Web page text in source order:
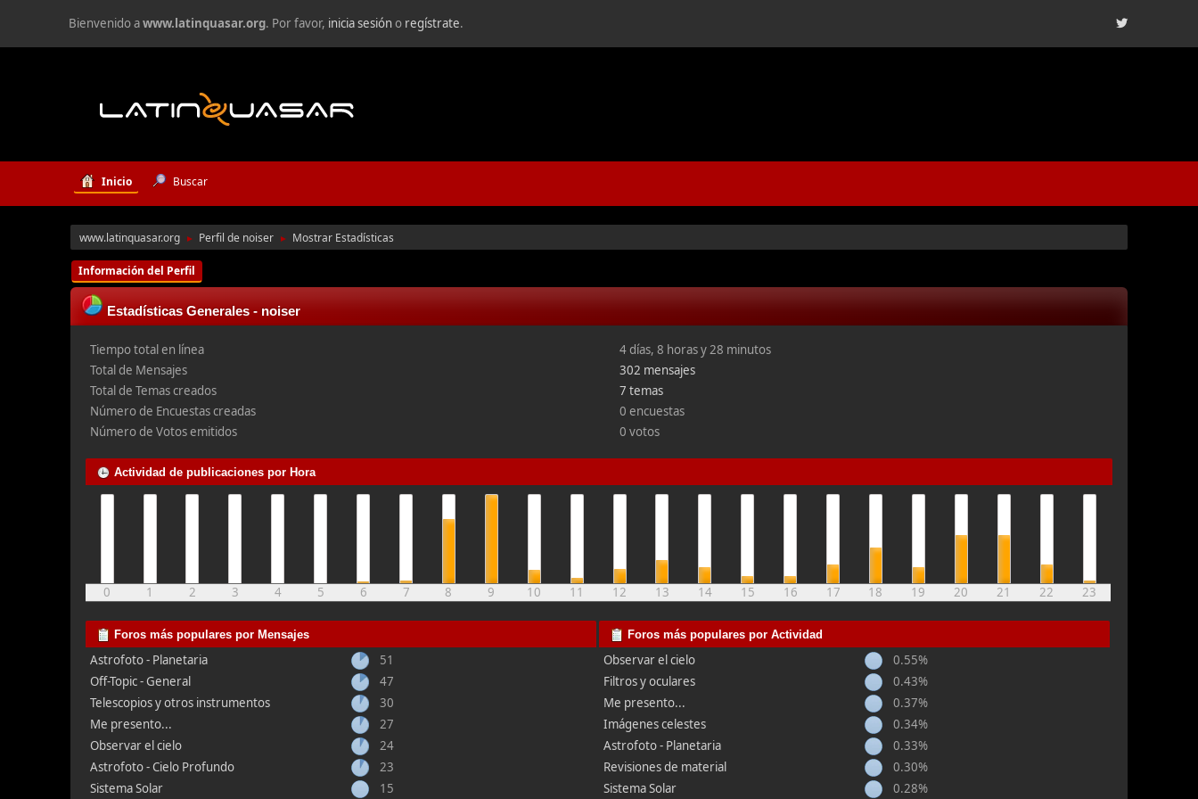
Bienvenido awww.latinquasar.org. Por favor, inicia sesióno regístrate.
Inicio Buscar
www.latinquasar.org ► Perfil de noiser ► Mostrar Estadísticas
Información del Perfil
Estadísticas Generales - noiser
Tiempo total en línea
4 días, 8 horas y 28 minutos
Total de Mensajes
302 mensajes
Total de Temas creados
7 temas
Número de Encuestas creadas
0 encuestas
Número de Votos emitidos
0 votos
Actividad de publicaciones por Hora
0 1 2 3 4 5 6 7 8 9 10 11 12 13 14 15 16 17 18 19 20 21 22 23
Foros más populares por Mensajes
Astrofoto - Planetaria
51
Off-Topic - General
47
Telescopios y otros instrumentos
30
Me presento...
27
Observar el cielo
24
Astrofoto - Cielo Profundo
23
Sistema Solar
15
Foros más populares por Actividad
Observar el cielo
0.55%
Filtros y oculares
0.43%
Me presento...
0.37%
Imágenes celestes
0.34%
Astrofoto - Planetaria
0.33%
Revisiones de material
0.30%
Sistema Solar
0.28%